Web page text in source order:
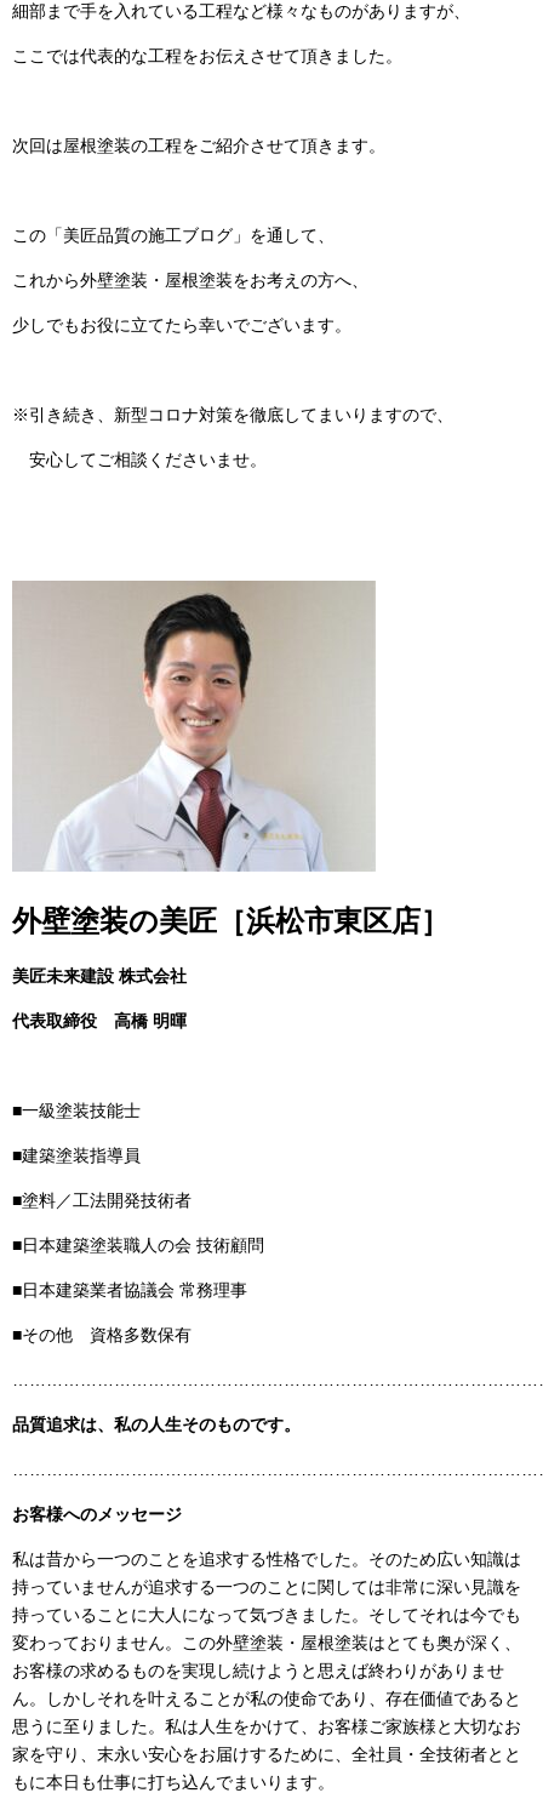
細部まで手を入れている工程など様々なものがありますが、
ここでは代表的な工程をお伝えさせて頂きました。
次回は屋根塗装の工程をご紹介させて頂きます。
この「美匠品質の施工ブログ」を通して、
これから外壁塗装・屋根塗装をお考えの方へ、
少しでもお役に立てたら幸いでございます。
※引き続き、新型コロナ対策を徹底してまいりますので、
安心してご相談くださいませ。
外壁塗装の美匠［浜松市東区店］
美匠未来建設 株式会社
代表取締役 高橋 明暉
■一級塗装技能士
■建築塗装指導員
■塗料／工法開発技術者
■日本建築塗装職人の会 技術顧問
■日本建築業者協議会 常務理事
■その他 資格多数保有
品質追求は、私の人生そのものです。
お客様へのメッセージ
私は昔から一つのことを追求する性格でした。そのため広い知識は
持っていませんが追求する一つのことに関しては非常に深い見識を
持っていることに大人になって気づきました。そしてそれは今でも
変わっておりません。この外壁塗装・屋根塗装はとても奥が深く、
お客様の求めるものを実現し続けようと思えば終わりがありませ
ん。しかしそれを叶えることが私の使命であり、存在価値であると
思うに至りました。私は人生をかけて、お客様ご家族様と大切なお
家を守り、末永い安心をお届けするために、全社員・全技術者とと
もに本日も仕事に打ち込んでまいります。